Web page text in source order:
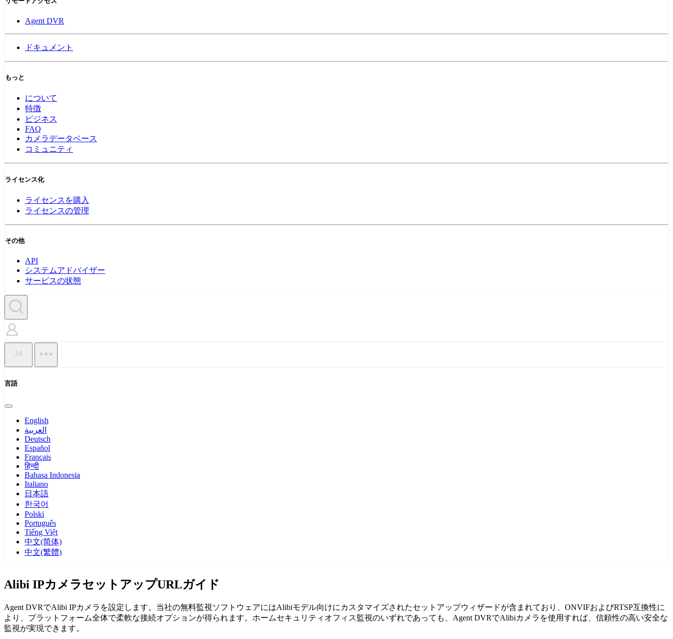
Agent DVR
ドキュメント
もっと
について
特徴
ビジネス
FAQ
カメラデータベース
コミュニティ
ライセンス化
ライセンスを購入
ライセンスの管理
その他
API
システムアドバイザー
サービスの状態
JA
言語
English
العربية
Deutsch
Español
Français
हिन्दी
Bahasa Indonesia
Italiano
日本語
한국어
Polski
Português
Tiếng Việt
中文(简体)
中文(繁體)
Alibi IPカメラセットアップURLガイド
Agent DVRでAlibi IPカメラを設定します。当社の無料監視ソフトウェアにはAlibiモデル向けにカスタマイズされたセットアップウィザードが含まれており、ONVIFおよびRTSP互換性に
より、プラットフォーム全体で柔軟な接続オプションが得られます。ホームセキュリティオフィス監視のいずれであっても、Agent DVRでAlibiカメラを使用すれば、信頼性の高い安全な
監視が実現できます。